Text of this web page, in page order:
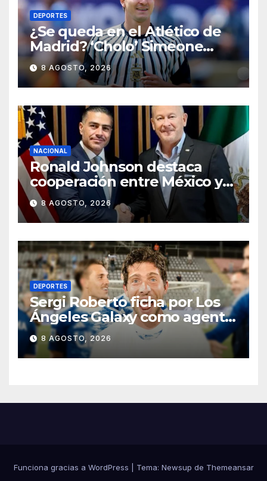
DEPORTES
¿Se queda en el Atlético de
Madrid? ‘Cholo’ Simeone
responde contundente sobre
el futuro de Julián Álvarez
8 AGOSTO, 2026
NACIONAL
Ronald Johnson destaca
cooperación entre México y
EU para la seguridad en
región aguacatera de
Michoacán
8 AGOSTO, 2026
DEPORTES
Sergi Roberto ficha por Los
Ángeles Galaxy como agente
libre hasta 2028
8 AGOSTO, 2026
Funciona gracias a WordPress Tema: Newsup de Themeansar